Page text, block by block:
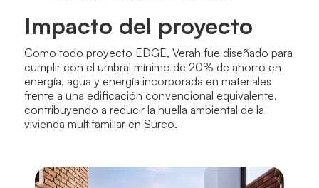
Impacto del proyecto
Como todo proyecto EDGE, Verah fue diseñado para
cumplir con el umbral mínimo de 20% de ahorro en
energía, agua y energía incorporada en materiales
frente a una edificación convencional equivalente,
contribuyendo a reducir la huella ambiental de la
vivienda multifamiliar en Surco.